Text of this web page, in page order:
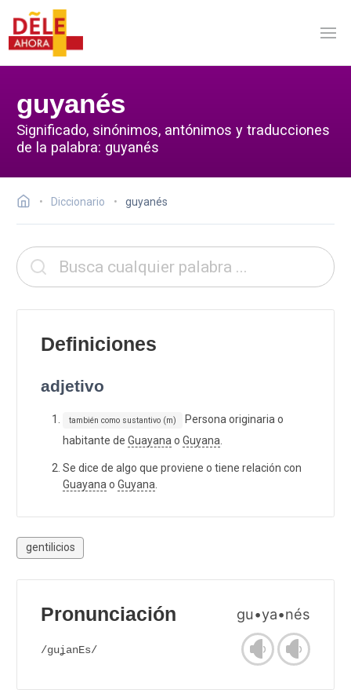
guyanés
Significado, sinónimos, antónimos y traducciones
de la palabra: guyanés
Diccionario guyanés
Definiciones
adjetivo
también como sustantivo (m)
Persona originaria o
habitante de Guayana o Guyana
Se dice de algo que proviene o tiene relación con
Guayana o Guyana
gentilicios
Pronunciación gu•ya•nés
/guʝanEs/